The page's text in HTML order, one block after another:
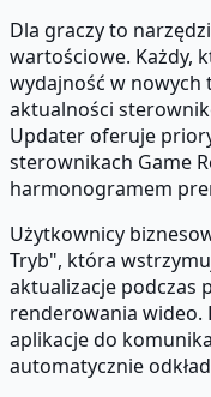
Dla graczy to
wartościowe. Każdy,
wydajność w nowych
aktualności
Updater oferuje
sterownikach Game
harmonogramem
Użytkownicy
Tryb", która
aktualizacje podczas
renderowania
aplikacje do
automatycznie